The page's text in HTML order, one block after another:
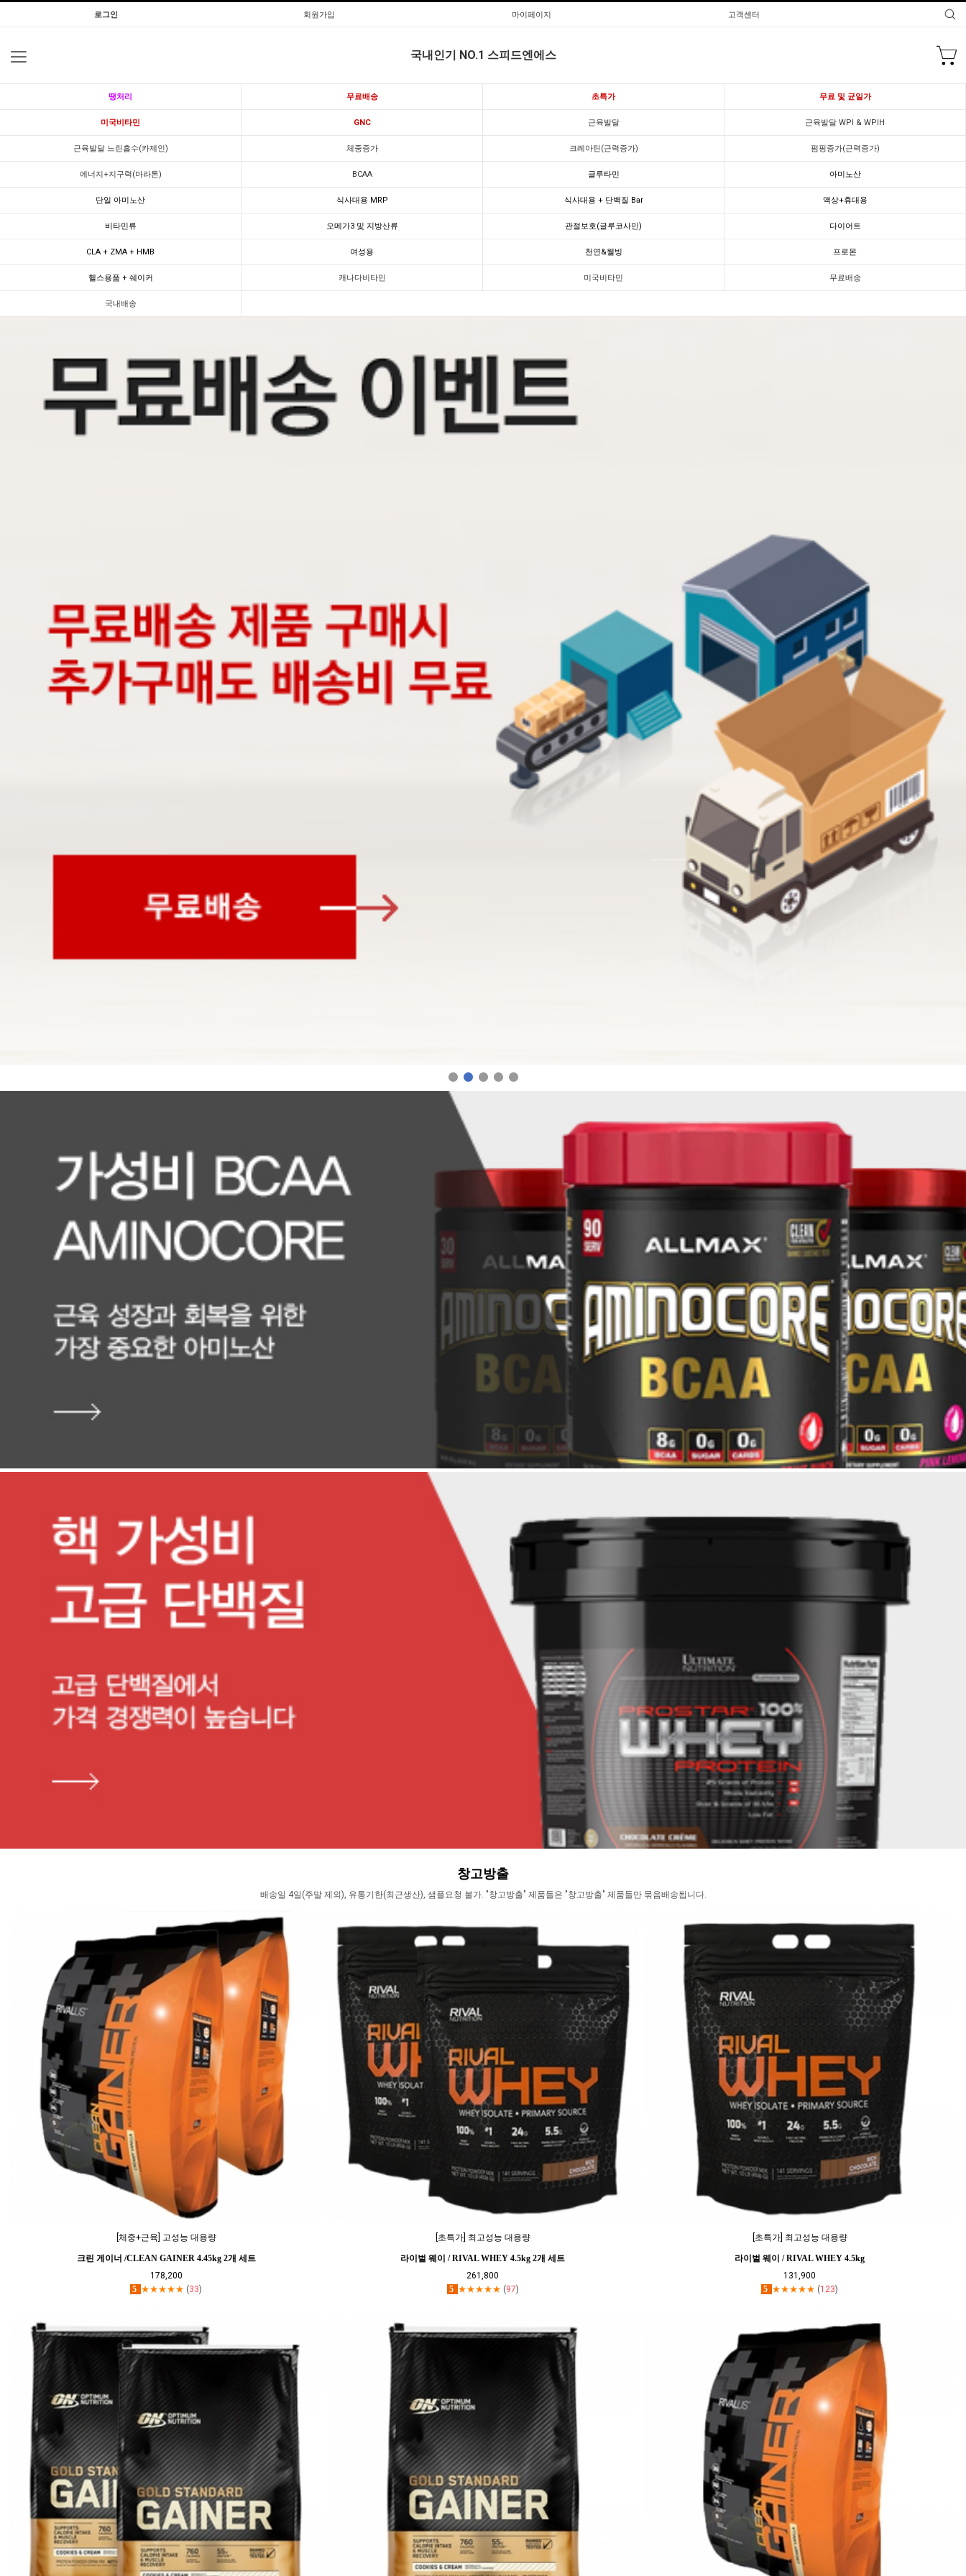
로그인 회원가입 마이페이지 고객센터
국내인기 NO.1 스피드엔에스
땡처리 무료배송 초특가 무료 및 균일가
미국비타민 GNC 근육발달 근육발달 WPI & WPIH
근육발달 느린흡수(카제인) 체중증가 크레아틴(근력증가) 펌핑증가(근력증가)
에너지+지구력(마라톤) BCAA 글루타민 아미노산
단일 아미노산 식사대용 MRP 식사대용 + 단백질 Bar 액상+휴대용
비타민류 오메가3 및 지방산류 관절보호(글루코사민) 다이어트
CLA + ZMA + HMB 여성용 천연&웰빙 프로몬
헬스용품 + 쉐이커 캐나다비타민 미국비타민 무료배송
국내배송
창고방출
배송일 4일(주말 제외), 유통기한(최근생산), 샘플요청 불가. "창고방출" 제품들은 "창고방출" 제품들만 묶음배송됩니다.
[체중+근육] 고성능 대용량
크린 게이너 /CLEAN GAINER 4.45kg 2개 세트
178,200
5 ★★★★★ (33)
[초특가] 최고성능 대용량
라이벌 웨이 / RIVAL WHEY 4.5kg 2개 세트
261,800
5 ★★★★★ (97)
[초특가] 최고성능 대용량
라이벌 웨이 / RIVAL WHEY 4.5kg
131,900
5 ★★★★★ (123)